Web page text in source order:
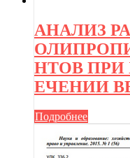
АНАЛИЗ
НТОВ ПРИ
ЕЧЕНИИ
Подробнее